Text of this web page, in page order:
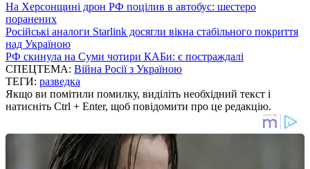
На Херсонщині дрон РФ поцілив в автобус: шестеро
поранених
Російські аналоги Starlink досягли вікна стабільного покриття
над Україною
РФ скинула на Суми чотири КАБи: є постраждалі
СПЕЦТЕМА: Війна Росії з Україною
ТЕГИ: разведка
Якщо ви помітили помилку, виділіть необхідний текст і
натисніть Ctrl + Enter, щоб повідомити про це редакцію.